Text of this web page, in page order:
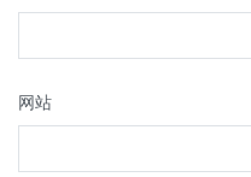
网站